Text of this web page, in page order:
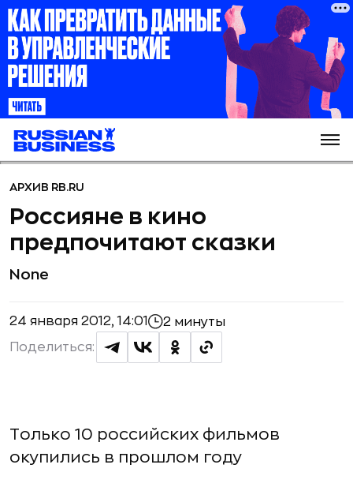
АРХИВ RB.RU
Россияне в кино
предпочитают сказки
None
24 января 2012, 14:01 2 минуты
Поделиться:
Только 10 российских фильмов
окупились в прошлом году